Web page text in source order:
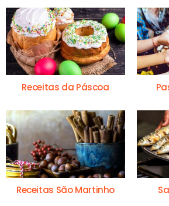
Receitas da Páscoa
Receitas São Martinho